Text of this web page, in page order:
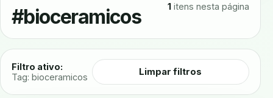
#bioceramicos 1 itens nesta página
Filtro ativo:
Tag: bioceramicos
Limpar filtros